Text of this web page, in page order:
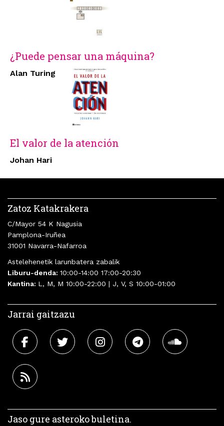
¿Puede pensar una máquina?
Alan Turing
El valor de la atención
Johan Hari
Zatoz Katakrakera
C/Mayor 54 K Nagusia
Pamplona-Iruñea
31001 Navarra-Nafarroa
Astelehenetik larunbatera zabalik
Liburu-denda: 10:00-14:00 17:00-20:30
Kantina: L, M, M 10:00-22:00 | J, V, S 10:00-01:00
Jarrai gaitzazu
Jaso gure asteroko buletina.